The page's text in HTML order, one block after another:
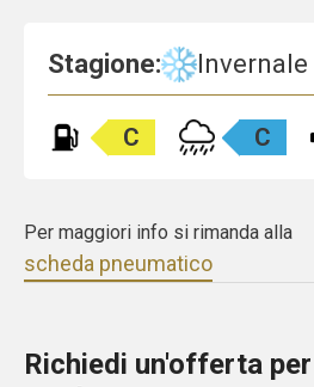
Stagione: Invernale
C C
Per maggiori info si rimanda alla
scheda pneumatico
Richiedi un'offerta